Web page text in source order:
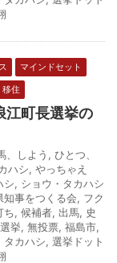
マインドセット
移住
江町長選挙の
、しよう , ひとつ、
ハシ, やっちゃえ
シ, ショウ・タカハシ
知事をつくる会, フク
ち, 候補者, 出馬, 史
挙, 無投票, 福島市,
タカハシ, 選挙ドット